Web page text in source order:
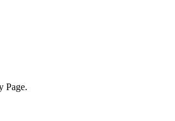
Page.